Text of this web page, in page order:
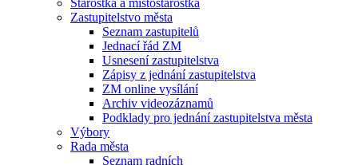
Starostka a místostarostka
Zastupitelstvo města
Seznam zastupitelů
Jednací řád ZM
Usnesení zastupitelstva
Zápisy z jednání zastupitelstva
ZM online vysílání
Archiv videozáznamů
Podklady pro jednání zastupitelstva města
Výbory
Rada města
Seznam radních